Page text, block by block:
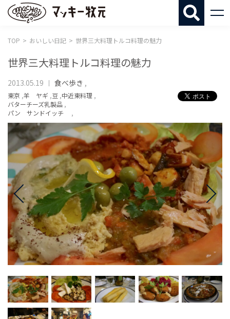
TOP おいしい日記 世界三大料理トルコ料理の魅力
世界三大料理トルコ料理の魅力
2013.05.19 食べ歩き ,
東京 ,羊 ヤギ ,豆 ,中近東料理 ,
バターチーズ乳製品 ,
パン サンドイッチ
,